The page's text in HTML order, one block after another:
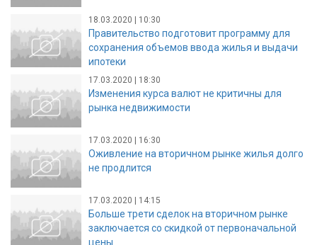
18.03.2020 | 10:30
Правительство подготовит программу для
сохранения объемов ввода жилья и выдачи
ипотеки
17.03.2020 | 18:30
Изменения курса валют не критичны для
рынка недвижимости
17.03.2020 | 16:30
Оживление на вторичном рынке жилья долго
не продлится
17.03.2020 | 14:15
Больше трети сделок на вторичном рынке
заключается со скидкой от первоначальной
цены